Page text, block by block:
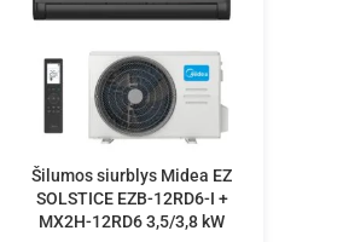
Šilumos siurblys Midea EZ
SOLSTICE EZB-12RD6-I +
MX2H-12RD6 3,5/3,8 kW